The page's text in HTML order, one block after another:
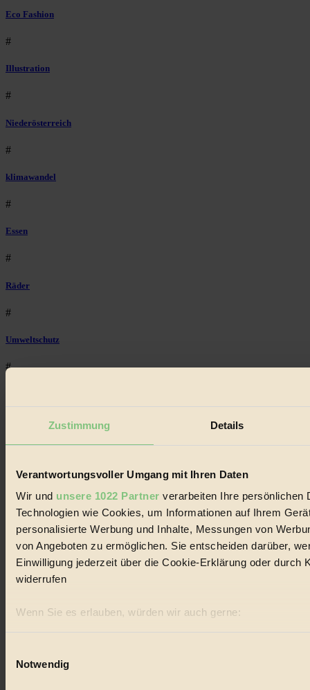
Zustimmung Details
Verantwortungsvoller Umgang mit Ihren Daten
Wir und unsere 1022 Partner verarbeiten Ihre persönlichen
Technologien wie Cookies, um Informationen auf Ihrem
personalisierte Werbung und Inhalte, Messungen von
von Angeboten zu ermöglichen. Sie entscheiden darüber,
Einwilligung jederzeit über die Cookie-Erklärung oder
widerrufen
Wenn Sie es erlauben, würden wir auch gerne:
Informationen über Ihre geografische Lage
Erfahren Sie mehr darüber, wie Ihre persönlichen Daten
Notwendig
Eco Fashion
#
Illustration
#
Niederösterreich
#
klimawandel
#
Essen
#
Räder
#
Umweltschutz
#
Bilderbuch
Mode
Film
WWF
wasser